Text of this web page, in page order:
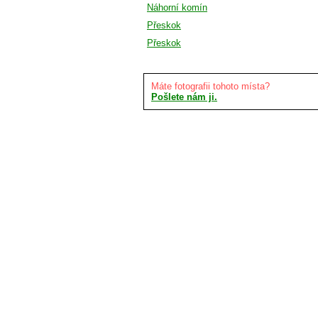
Náhorní komín
Přeskok
Přeskok
Máte fotografii tohoto místa?
Pošlete nám ji.